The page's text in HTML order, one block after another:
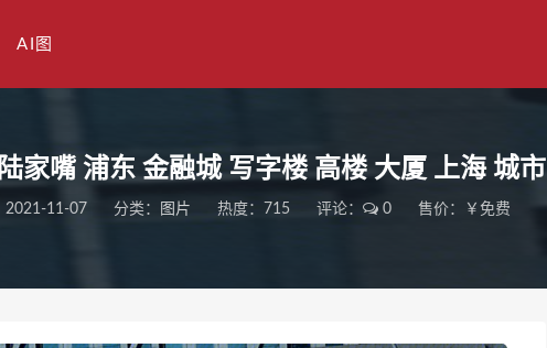
AI图
陆家嘴 浦东 金融城 写字楼 高楼 大厦 上海 城市
2021-11-07 分类： 图片 热度：715 评论： 0 售价：￥免费